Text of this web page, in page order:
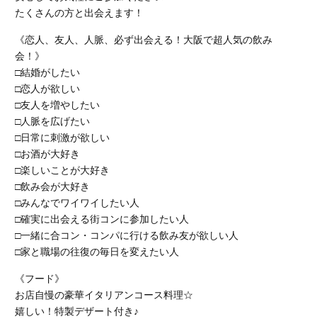
たくさんの方と出会えます！
《恋人、友人、人脈、必ず出会える！大阪で超人気の飲み
会！》
□結婚がしたい
□恋人が欲しい
□友人を増やしたい
□人脈を広げたい
□日常に刺激が欲しい
□お酒が大好き
□楽しいことが大好き
□飲み会が大好き
□みんなでワイワイしたい人
□確実に出会える街コンに参加したい人
□一緒に合コン・コンパに行ける飲み友が欲しい人
□家と職場の往復の毎日を変えたい人
《フード》
お店自慢の豪華イタリアンコース料理☆
嬉しい！特製デザート付き♪